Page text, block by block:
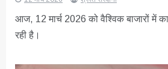
आज, 12 मार्च 2026 को वैश्विक बाजारों में
रही है।